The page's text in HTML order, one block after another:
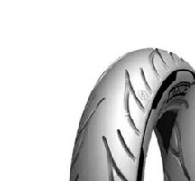
Reifentests